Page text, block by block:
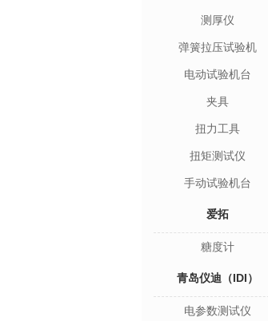
测厚仪
弹簧拉压试验机
电动试验机台
夹具
扭力工具
扭矩测试仪
手动试验机台
爱拓
糖度计
青岛仪迪（IDI）
电参数测试仪